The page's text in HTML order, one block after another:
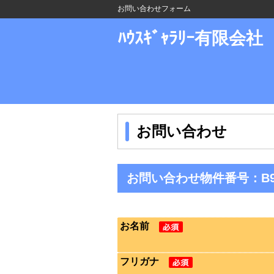
お問い合わせフォーム
ﾊｳｽｷﾞｬﾗﾘｰ有限会社
お問い合わせ
お問い合わせ物件番号：
お名前
フリガナ